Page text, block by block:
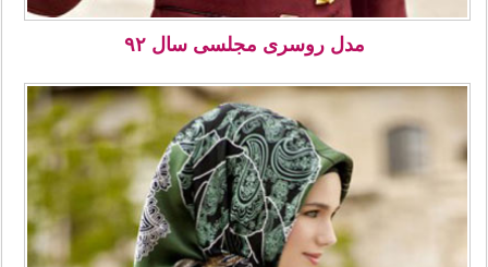
مدل روسری مجلسی سال ۹۲